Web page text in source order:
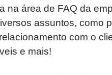
na área de FAQ da
assuntos, como
com o
e mais!